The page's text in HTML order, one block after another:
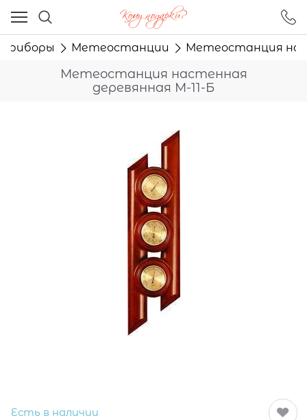
Метеостанции Метеостанция
Метеостанция настенная
деревянная М-11-Б
Есть в наличии
Ваш город - Москва,
угадали?
ДА НЕТ